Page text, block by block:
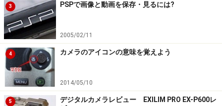
3 PSPで画像と動画を保存・見るには?
2005/02/11
4 カメラのアイコンの意味を覚えよう
2014/05/10
5
デジタルカメラレビュー EXILIM PRO EX-P600レ